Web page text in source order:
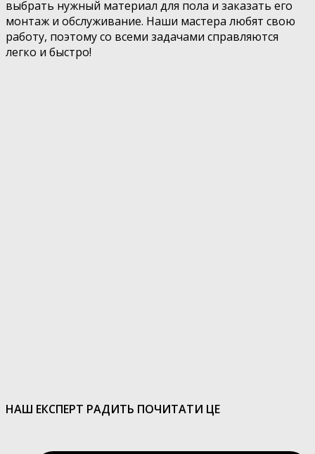
выбрать нужный материал для пола и заказать его
монтаж и обслуживание. Наши мастера любят свою
работу, поэтому со всеми задачами справляются
легко и быстро!
НАШ ЕКСПЕРТ РАДИТЬ ПОЧИТАТИ ЦЕ